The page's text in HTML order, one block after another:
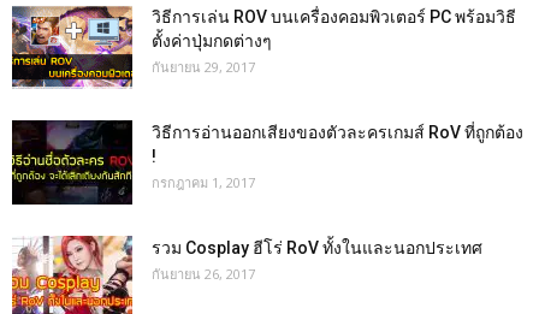
วิธีการเล่น ROV บนเครื่องคอมพิวเตอร์ PC พร้อมวิธี
ตั้งค่าปุ่มกดต่างๆ
กันยายน 29, 2017
วิธีการอ่านออกเสียงของตัวละครเกมส์ RoV ที่ถูกต้อง
!
กรกฎาคม 1, 2017
รวม Cosplay ฮีโร่ RoV ทั้งในและนอกประเทศ
กันยายน 26, 2017